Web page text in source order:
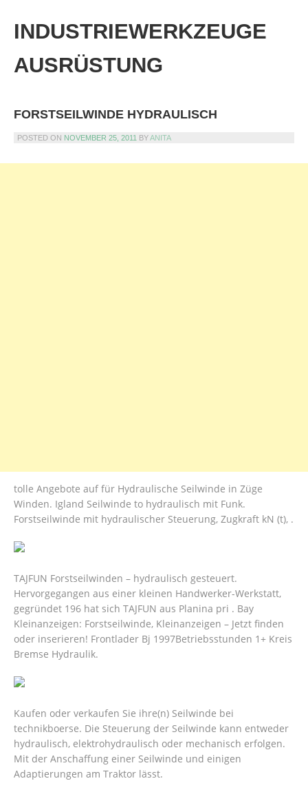
content
INDUSTRIEWERKZEUGE
AUSRÜSTUNG
FORSTSEILWINDE HYDRAULISCH
POSTED ON NOVEMBER 25, 2011 BYANITA
tolle Angebote auf für Hydraulische Seilwinde in Züge
Winden. Igland Seilwinde to hydraulisch mit Funk.
Forstseilwinde mit hydraulischer Steuerung, Zugkraft kN (t), .
TAJFUN Forstseilwinden – hydraulisch gesteuert.
Hervorgegangen aus einer kleinen Handwerker-Werkstatt,
gegründet 196 hat sich TAJFUN aus Planina pri . Bay
Kleinanzeigen: Forstseilwinde, Kleinanzeigen – Jetzt finden
oder inserieren! Frontlader Bj 1997Betriebsstunden 1+ Kreis
Bremse Hydraulik.
Kaufen oder verkaufen Sie ihre(n) Seilwinde bei
technikboerse. Die Steuerung der Seilwinde kann entweder
hydraulisch, elektrohydraulisch oder mechanisch erfolgen.
Mit der Anschaffung einer Seilwinde und einigen
Adaptierungen am Traktor lässt.